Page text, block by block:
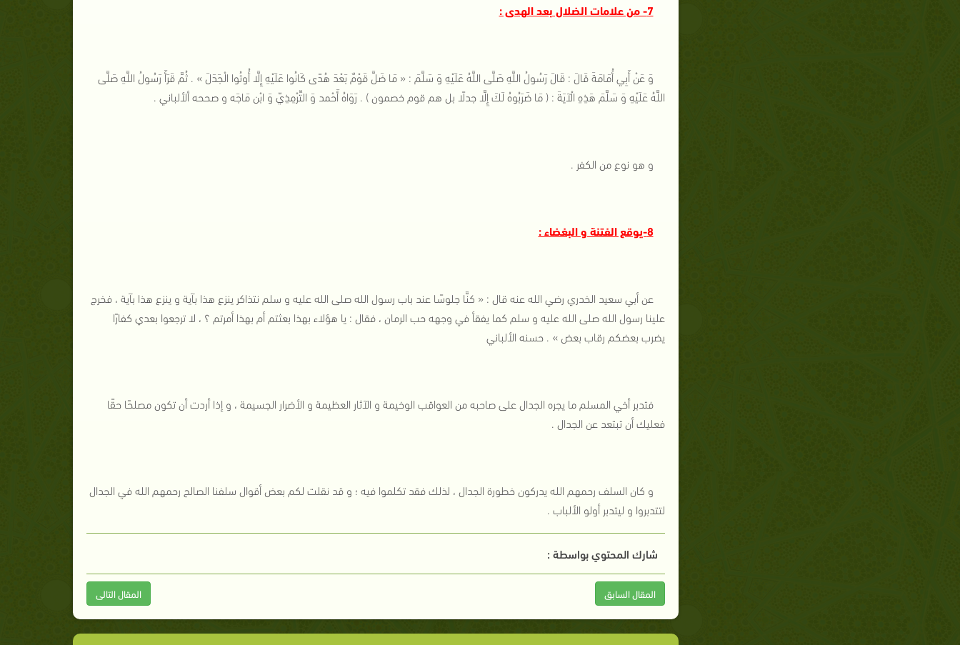
7- من علامات الضلال بعد الهدى :
وَ عَنْ أَبِي أُمَامَةَ قَالَ : قَالَ رَسُولُ اللَّهِ صَلَّى اللَّهُ عَلَيْهِ وَ سَلَّمَ : « مَا ضَلَّ قَوْمٌ بَعْدَ هُدًى كَانُوا عَلَيْهِ إِلَّا أُوتُوا الْجَدَلَ » . ثُمَّ قَرَأَ رَسُولُ اللَّهِ صَلَّى
اللَّهُ عَلَيْهِ وَ سَلَّمَ هَذِهِ الْآيَةَ : ( مَا ضَرَبُوهُ لَكَ إِلَّا جدلًا بل هم قوم خصمون ) . رَوَاهُ أَحْمد وَ التِّرْمِذِيّ وَ ابْن مَاجَه و صححه ألألباني .
و هو نوع من الكفر .
8-يوقع الفتنة و البغضاء :
عن أبي سعيد الخدري رضي الله عنه قال : « كنَّا جلوسًا عند باب رسول الله صلى الله عليه و سلم نتذاكر ينزع هذا بآية و ينزع هذا بآية ، فخرج
علينا رسول الله صلى الله عليه و سلم كما يفقأ في وجهه حب الرمان ، فقال : يا هؤلاء بهذا بعثتم أم بهذا أمرتم ؟ ، لا ترجعوا بعدي كفارًا
يضرب بعضكم رقاب بعض » . حسنه الألباني
فتدبر أخي المسلم ما يجره الجدال على صاحبه من العواقب الوخيمة و الآثار العظيمة و الأضرار الجسيمة ، و إذا أردت أن تكون مصلحًا حقًا
فعليك أن تبتعد عن الجدال .
و كان السلف رحمهم الله يدركون خطورة الجدال ، لذلك فقد تكلموا فيه ؛ و قد نقلت لكم بعض أقوال سلفنا الصالح رحمهم الله في الجدال
لتتدبروا و ليتدبر أولو الألباب .
شارك المحتوي بواسطة :
المقال السابق المقال التالى